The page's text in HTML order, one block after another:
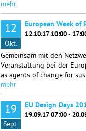
mehr
12
Okt.
European Week of
12.10.17 10:00 -
Gemeinsam mit den
Veranstaltung bei der
as agents of change for
mehr
19
Sept.
EU Design Days
19.09.17 07:00 -